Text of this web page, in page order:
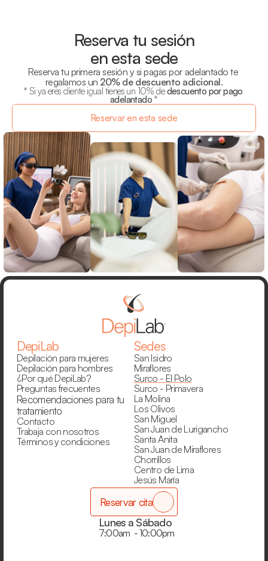
Reserva tu sesión
en esta sede
Reserva tu primera sesión y si pagas por adelantado te
regalamos un 20% de descuento adicional.
* Si ya eres cliente igual tienes un 10% de descuento por pago
adelantado *
Reservar en esta sede
DepiLab
Depilación para mujeres
Depilación para hombres
¿Por qué DepiLab?
Preguntas frecuentes
Recomendaciones para tu
tratamiento
Contacto
Trabaja con nosotros
Términos y condiciones
Sedes
San Isidro
Miraflores
Surco - El Polo
Surco - Primavera
La Molina
Los Olivos
San Miguel
San Juan de Lurigancho
Santa Anita
San Juan de Miraflores
Chorrillos
Centro de Lima
Jesús María
Reservar cita
Lunes a Sábado
7:00am  - 10:00pm